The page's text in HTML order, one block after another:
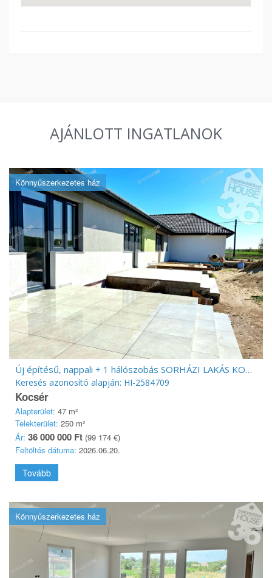
AJÁNLOTT INGATLANOK
Könnyűszerkezetes ház
Új építésű, nappali + 1 hálószobás SORHÁZI LAKÁS KOCSÉR szívében!
Keresés azonosító alapján: HI-2584709
Kocsér
Alapterület: 47 m²
Telekterület: 250 m²
Ár: 36 000 000 Ft (99 174 €)
Feltöltés dátuma: 2026.06.20.
Tovább
Könnyűszerkezetes ház